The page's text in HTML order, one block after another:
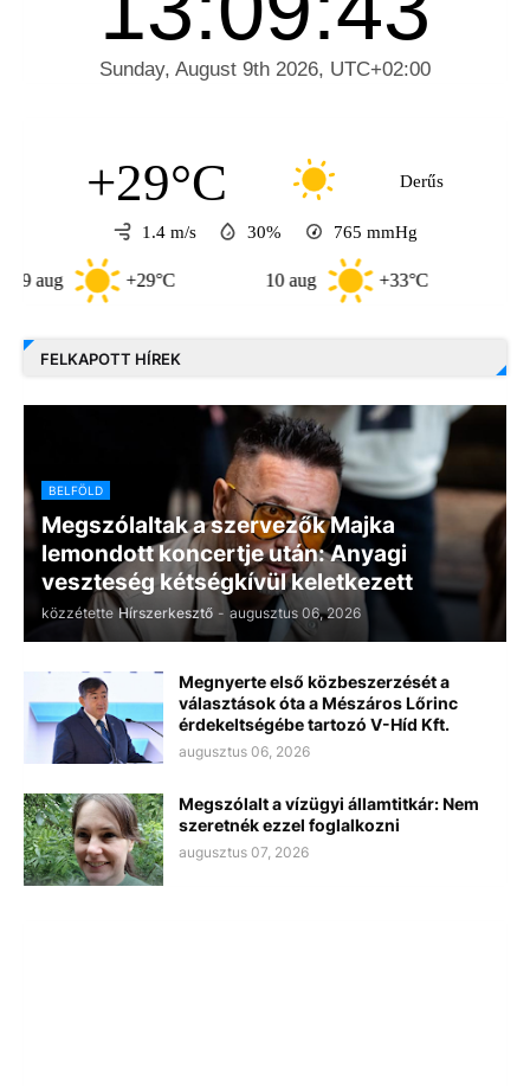
+29°C Derűs
1.4 m/s 30% 765 mmHg
+29°C +33°C
FELKAPOTT HÍREK
BELFÖLD
Megszólaltak a szervezők Majka
lemondott koncertje után: Anyagi
veszteség kétségkívül keletkezett
közzétette Hírszerkesztő - augusztus 06, 2026
Megnyerte első közbeszerzését a
választások óta a Mészáros Lőrinc
érdekeltségébe tartozó V-Híd Kft.
augusztus 06, 2026
Megszólalt a vízügyi államtitkár: Nem
szeretnék ezzel foglalkozni
augusztus 07, 2026